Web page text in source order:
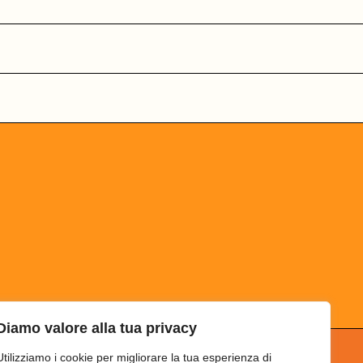
valore alla tua privacy
i cookie per migliorare la tua esperienza di